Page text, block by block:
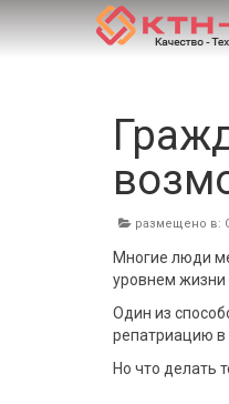
размещено в:
Многие люди
уровнем жизни
Один из
репатриацию в
Но что делать